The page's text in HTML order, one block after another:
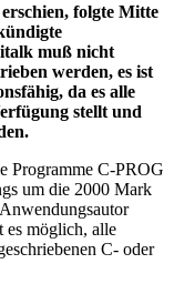
folgte Mitte
muß nicht
werden, es ist
da es alle
stellt und
Programme C-PROG
um die 2000 Mark
es möglich, alle
C- oder